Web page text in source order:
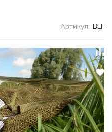
Артикул: BLF